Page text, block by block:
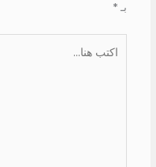
بـ *